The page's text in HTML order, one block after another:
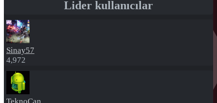
Lider kullanıcılar
Sinay57
4,972